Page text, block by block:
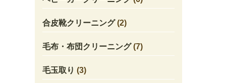
合皮靴クリーニング(2)
毛布・布団クリーニング(7)
毛玉取り (3)